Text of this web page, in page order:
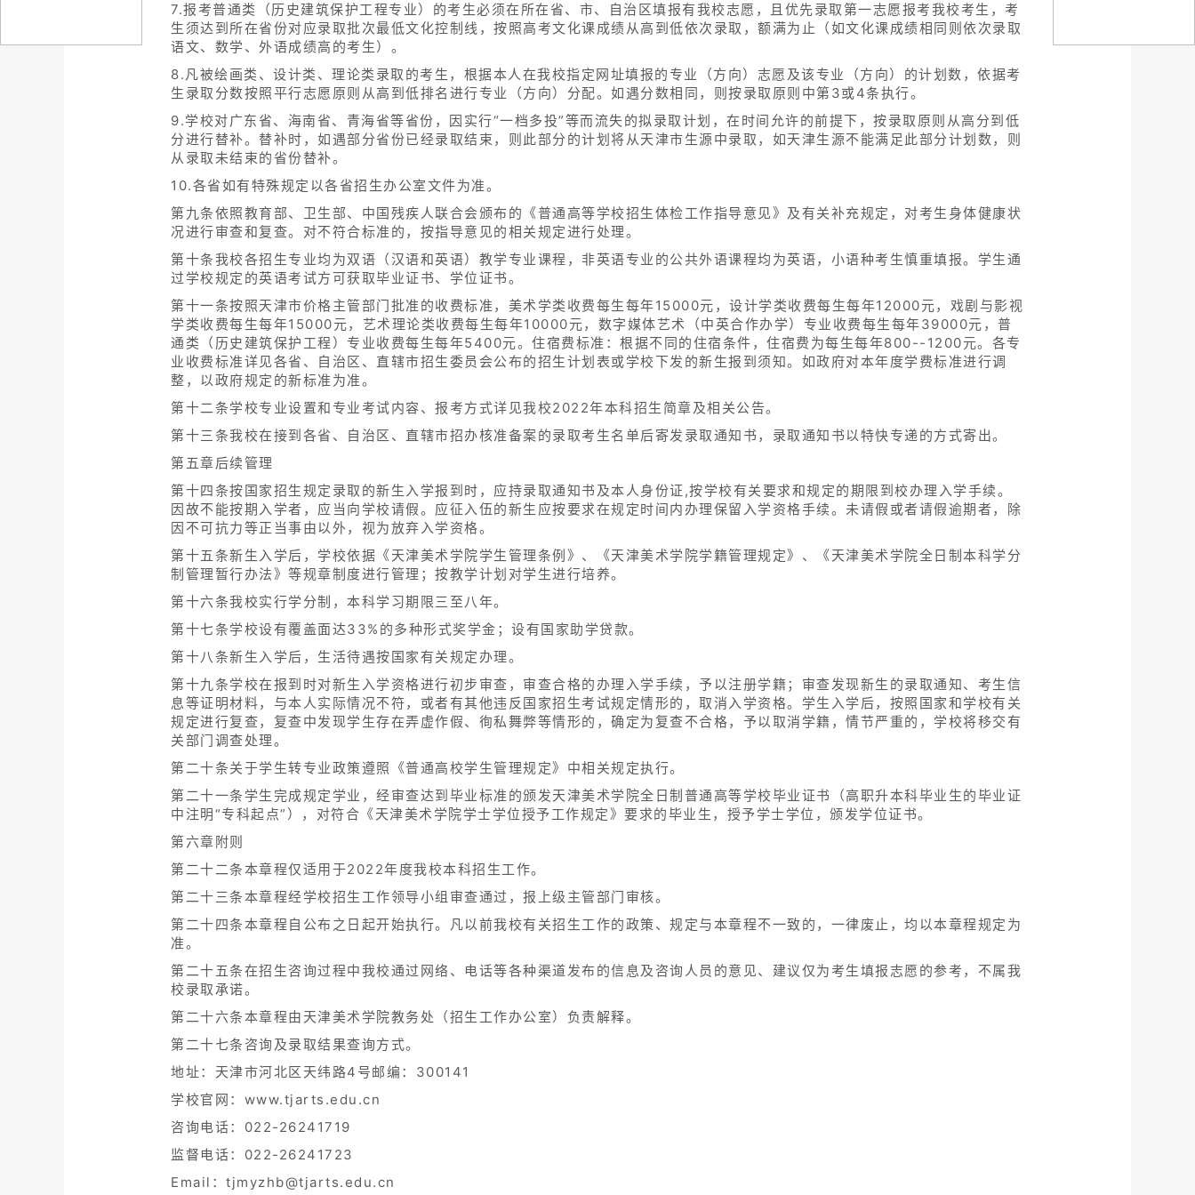
7.报考普通类（历史建筑保护工程专业）的考生必须在所在省、市、自治区填报有我校志愿，且优先录取第一志愿报考我校考生，考
生须达到所在省份对应录取批次最低文化控制线，按照高考文化课成绩从高到低依次录取，额满为止（如文化课成绩相同则依次录取
语文、数学、外语成绩高的考生）。
8.凡被绘画类、设计类、理论类录取的考生，根据本人在我校指定网址填报的专业（方向）志愿及该专业（方向）的计划数，依据考
生录取分数按照平行志愿原则从高到低排名进行专业（方向）分配。如遇分数相同，则按录取原则中第3或4条执行。
9.学校对广东省、海南省、青海省等省份，因实行“一档多投”等而流失的拟录取计划，在时间允许的前提下，按录取原则从高分到低
分进行替补。替补时，如遇部分省份已经录取结束，则此部分的计划将从天津市生源中录取，如天津生源不能满足此部分计划数，则
从录取未结束的省份替补。
10.各省如有特殊规定以各省招生办公室文件为准。
第九条依照教育部、卫生部、中国残疾人联合会颁布的《普通高等学校招生体检工作指导意见》及有关补充规定，对考生身体健康状
况进行审查和复查。对不符合标准的，按指导意见的相关规定进行处理。
第十条我校各招生专业均为双语（汉语和英语）教学专业课程，非英语专业的公共外语课程均为英语，小语种考生慎重填报。学生通
过学校规定的英语考试方可获取毕业证书、学位证书。
第十一条按照天津市价格主管部门批准的收费标准，美术学类收费每生每年15000元，设计学类收费每生每年12000元，戏剧与影视
学类收费每生每年15000元，艺术理论类收费每生每年10000元，数字媒体艺术（中英合作办学）专业收费每生每年39000元，普
通类（历史建筑保护工程）专业收费每生每年5400元。住宿费标准：根据不同的住宿条件，住宿费为每生每年800--1200元。各专
业收费标准详见各省、自治区、直辖市招生委员会公布的招生计划表或学校下发的新生报到须知。如政府对本年度学费标准进行调
整，以政府规定的新标准为准。
第十二条学校专业设置和专业考试内容、报考方式详见我校2022年本科招生简章及相关公告。
第十三条我校在接到各省、自治区、直辖市招办核准备案的录取考生名单后寄发录取通知书，录取通知书以特快专递的方式寄出。
第五章后续管理
第十四条按国家招生规定录取的新生入学报到时，应持录取通知书及本人身份证,按学校有关要求和规定的期限到校办理入学手续。
因故不能按期入学者，应当向学校请假。应征入伍的新生应按要求在规定时间内办理保留入学资格手续。未请假或者请假逾期者，除
因不可抗力等正当事由以外，视为放弃入学资格。
第十五条新生入学后，学校依据《天津美术学院学生管理条例》、《天津美术学院学籍管理规定》、《天津美术学院全日制本科学分
制管理暂行办法》等规章制度进行管理；按教学计划对学生进行培养。
第十六条我校实行学分制，本科学习期限三至八年。
第十七条学校设有覆盖面达33%的多种形式奖学金；设有国家助学贷款。
第十八条新生入学后，生活待遇按国家有关规定办理。
第十九条学校在报到时对新生入学资格进行初步审查，审查合格的办理入学手续，予以注册学籍；审查发现新生的录取通知、考生信
息等证明材料，与本人实际情况不符，或者有其他违反国家招生考试规定情形的，取消入学资格。学生入学后，按照国家和学校有关
规定进行复查，复查中发现学生存在弄虚作假、徇私舞弊等情形的，确定为复查不合格，予以取消学籍，情节严重的，学校将移交有
关部门调查处理。
第二十条关于学生转专业政策遵照《普通高校学生管理规定》中相关规定执行。
第二十一条学生完成规定学业，经审查达到毕业标准的颁发天津美术学院全日制普通高等学校毕业证书（高职升本科毕业生的毕业证
中注明“专科起点”），对符合《天津美术学院学士学位授予工作规定》要求的毕业生，授予学士学位，颁发学位证书。
第六章附则
第二十二条本章程仅适用于2022年度我校本科招生工作。
第二十三条本章程经学校招生工作领导小组审查通过，报上级主管部门审核。
第二十四条本章程自公布之日起开始执行。凡以前我校有关招生工作的政策、规定与本章程不一致的，一律废止，均以本章程规定为
准。
第二十五条在招生咨询过程中我校通过网络、电话等各种渠道发布的信息及咨询人员的意见、建议仅为考生填报志愿的参考，不属我
校录取承诺。
第二十六条本章程由天津美术学院教务处（招生工作办公室）负责解释。
第二十七条咨询及录取结果查询方式。
地址：天津市河北区天纬路4号邮编：300141
学校官网：www.tjarts.edu.cn
咨询电话：022-26241719
监督电话：022-26241723
Email：tjmyzhb@tjarts.edu.cn